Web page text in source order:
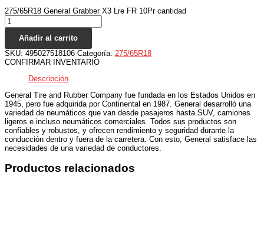
275/65R18 General Grabber X3 Lre FR 10Pr cantidad
Añadir al carrito
SKU: 495027518106 Categoría: 275/65R18
CONFIRMAR INVENTARIO
Descripción
General Tire and Rubber Company fue fundada en los Estados Unidos en
1945, pero fue adquirida por Continental en 1987. General desarrolló una
variedad de neumáticos que van desde pasajeros hasta SUV, camiones
ligeros e incluso neumáticos comerciales. Todos sus productos son
confiables y robustos, y ofrecen rendimiento y seguridad durante la
conducción dentro y fuera de la carretera. Con esto, General satisface las
necesidades de una variedad de conductores.
Productos relacionados